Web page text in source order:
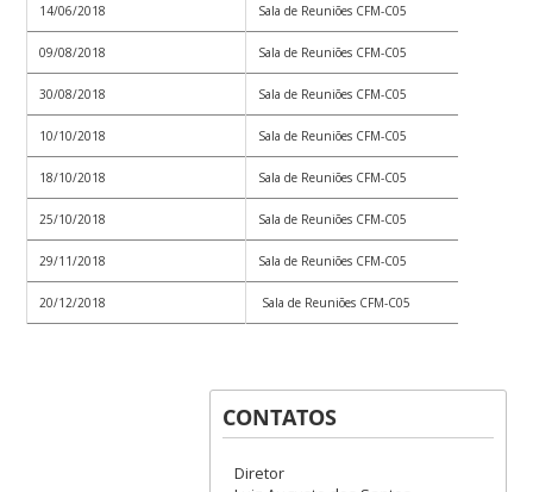
14/06/2018 Sala de Reuniões CFM-C05
09/08/2018 Sala de Reuniões CFM-C05
30/08/2018 Sala de Reuniões CFM-C05
10/10/2018 Sala de Reuniões CFM-C05
18/10/2018 Sala de Reuniões CFM-C05
25/10/2018 Sala de Reuniões CFM-C05
29/11/2018 Sala de Reuniões CFM-C05
20/12/2018 Sala de Reuniões CFM-C05
CONTATOS
Diretor